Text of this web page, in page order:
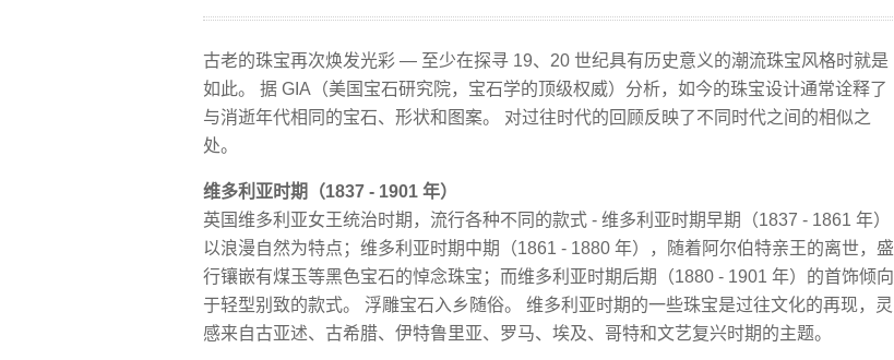
古老的珠宝再次焕发光彩 — 至少在探寻 19、20 世纪具有历史意义的潮流珠宝风格时就是
如此。 据 GIA（美国宝石研究院，宝石学的顶级权威）分析，如今的珠宝设计通常诠释了
与消逝年代相同的宝石、形状和图案。 对过往时代的回顾反映了不同时代之间的相似之
处。
维多利亚时期（1837 - 1901 年）
英国维多利亚女王统治时期，流行各种不同的款式 - 维多利亚时期早期（1837 - 1861 年）
以浪漫自然为特点；维多利亚时期中期（1861 - 1880 年），随着阿尔伯特亲王的离世，盛
行镶嵌有煤玉等黑色宝石的悼念珠宝；而维多利亚时期后期（1880 - 1901 年）的首饰倾向
于轻型别致的款式。 浮雕宝石入乡随俗。 维多利亚时期的一些珠宝是过往文化的再现，灵
感来自古亚述、古希腊、伊特鲁里亚、罗马、埃及、哥特和文艺复兴时期的主题。